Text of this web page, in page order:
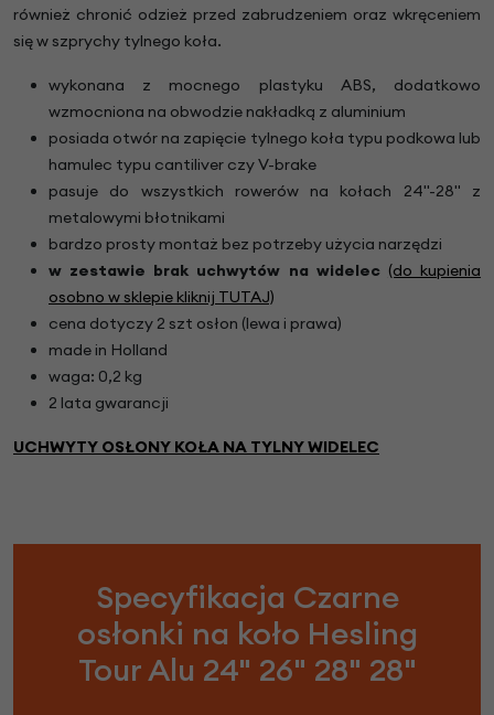
również chronić odzież przed zabrudzeniem oraz wkręceniem
się w szprychy tylnego koła.
wykonana z mocnego plastyku ABS, dodatkowo
wzmocniona na obwodzie nakładką z aluminium
posiada otwór na zapięcie tylnego koła typu podkowa lub
hamulec typu cantiliver czy V-brake
pasuje do wszystkich rowerów na kołach 24"-28" z
metalowymi błotnikami
bardzo prosty montaż bez potrzeby użycia narzędzi
w zestawie brak uchwytów na widelec (do kupienia
osobno w sklepie kliknij TUTAJ)
cena dotyczy 2 szt osłon (lewa i prawa)
made in Holland
waga: 0,2 kg
2 lata gwarancji
UCHWYTY OSŁONY KOŁA NA TYLNY WIDELEC
Specyfikacja Czarne
osłonki na koło Hesling
Tour Alu 24" 26" 28" 28"